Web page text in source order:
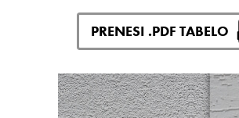
PRENESI .PDF TABELO